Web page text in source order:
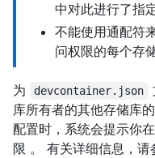
中对此进行了指
不能使用通配符
问权限的每个存
为 devcontainer.json
库所有者的其他存储库
配置时，系统会提示你
限 。 有关详细信息，请